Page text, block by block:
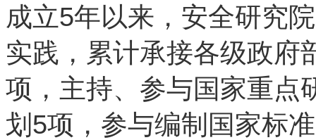
成立5年以来，安全研究
实践，累计承接各级政府
项，主持、参与国家重点
划 5项，参与编制国家标准